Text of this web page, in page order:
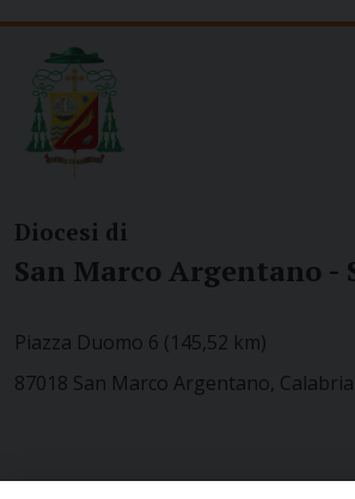
Diocesi di
San Marco Argentano -
Piazza Duomo 6 (145,52 km)
87018 San Marco Argentano, Calabria